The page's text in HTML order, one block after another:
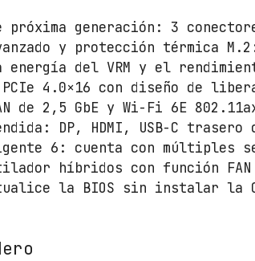
1
7
0
0
c
a
n
t
próxima generación: 3
y protección térmica
del VRM y el
4.0×16 con diseño de
de 2,5 GbE y Wi-Fi 6E
DP, HDMI, USB-C trasero
6: cuenta con múltiples
híbridos con función FAN
la BIOS sin instalar la